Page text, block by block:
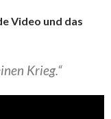
Video und das
Krieg.“